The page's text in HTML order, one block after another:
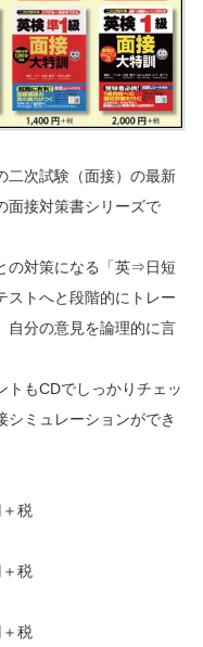
二次試験（面接）の最新
面接対策書シリーズで
の対策になる「英⇒日短
ストへと段階的にトレー
自分の意見を論理的に言
トもCDでしっかりチェッ
シミュレーションができ
税
税
税